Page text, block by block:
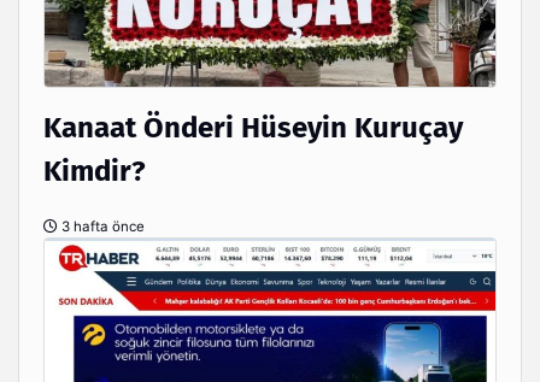
Kanaat Önderi Hüseyin Kuruçay
Kimdir?
3 hafta önce